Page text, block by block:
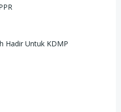
Hadir Untuk KDMP